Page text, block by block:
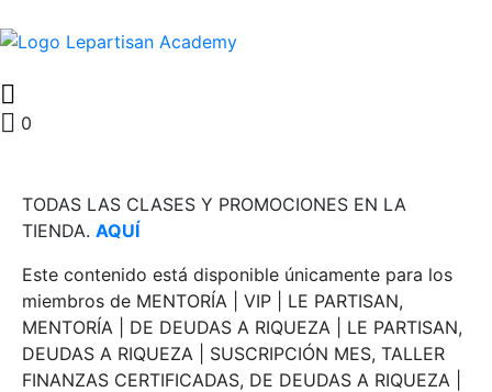
0
TODAS LAS CLASES Y PROMOCIONES EN LA
TIENDA. AQUÍ
Este contenido está disponible únicamente para los
miembros de MENTORÍA | VIP | LE PARTISAN,
MENTORÍA | DE DEUDAS A RIQUEZA | LE PARTISAN,
DEUDAS A RIQUEZA | SUSCRIPCIÓN MES, TALLER
FINANZAS CERTIFICADAS, DE DEUDAS A RIQUEZA |